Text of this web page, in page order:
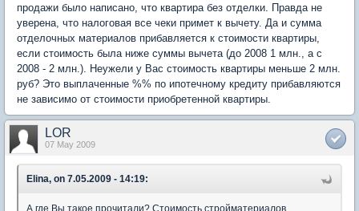
продажи было написано, что квартира без отделки. Правда не
уверена, что налоговая все чеки примет к вычету. Да и сумма
отделочных материалов прибавляется к стоимости квартиры,
если стоимость была ниже суммы вычета (до 2008 1 млн., а с
2008 - 2 млн.). Неужели у Вас стоимость квартиры меньше 2 млн.
руб? Это выплаченные %% по ипотечному кредиту прибавляются
не зависимо от стоимости приобретенной квартиры.
LOR
07 May 2009
Elina, on 7.05.2009 - 14:19:
А где Вы такое прочитали? Стоимость стройматериалов